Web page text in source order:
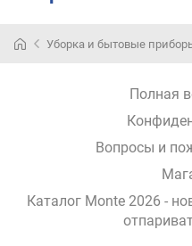
а
а
Уборка и бытовые
Полная
Вопросы и
Каталог Monte 2026 -